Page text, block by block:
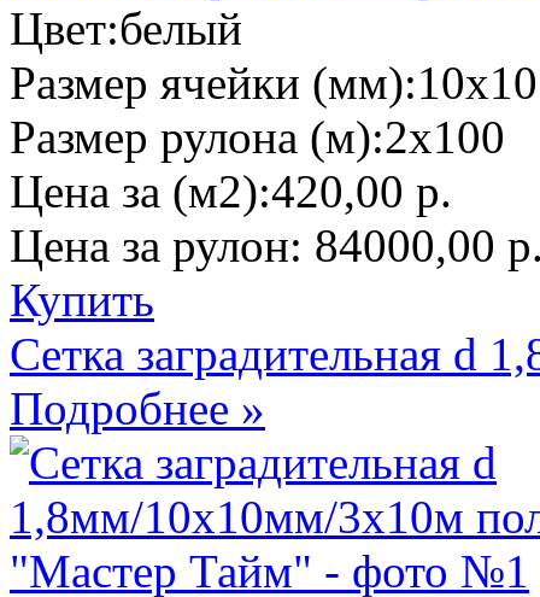
Цвет:белый
Размер ячейки (мм):10х10
Размер рулона (м):2х100
Цена за (м2):420,00 р.
Цена за рулон: 84000,00
Купить
Сетка заградительная d
Подробнее »